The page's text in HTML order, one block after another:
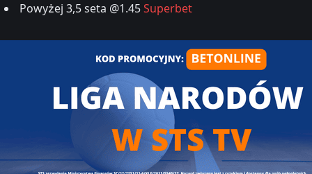
Powyżej 3,5 seta @1.45Superbet